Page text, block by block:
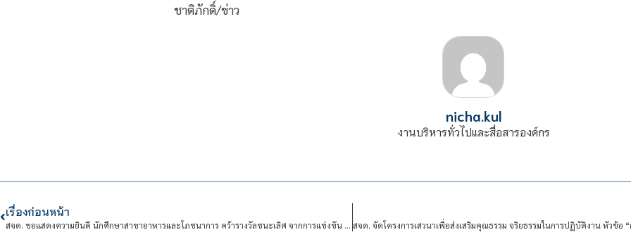
ชาติภักดิ์/ข่าว
nicha.kul
งานบริหารทั่วไปและสื่อสารองค์กร
เรื่องก่อนหน้า
สจด. ขอแสดงความยินดี นักศึกษาสาขาอาหารและโภชนาการ คว้ารางวัลชนะเลิศ จากการแข่งขัน Thailand Young Risotto Chef 2025